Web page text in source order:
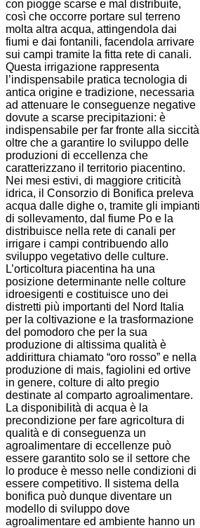
con piogge scarse e mal distribuite,
così che occorre portare sul terreno
molta altra acqua, attingendola dai
fiumi e dai fontanili, facendola arrivare
sui campi tramite la fitta rete di canali.
Questa irrigazione rappresenta
l’indispensabile pratica tecnologia di
antica origine e tradizione, necessaria
ad attenuare le conseguenze negative
dovute a scarse precipitazioni: è
indispensabile per far fronte alla siccità
oltre che a garantire lo sviluppo delle
produzioni di eccellenza che
caratterizzano il territorio piacentino.
Nei mesi estivi, di maggiore criticità
idrica, il Consorzio di Bonifica preleva
acqua dalle dighe o, tramite gli impianti
di sollevamento, dal fiume Po e la
distribuisce nella rete di canali per
irrigare i campi contribuendo allo
sviluppo vegetativo delle culture.
L’orticoltura piacentina ha una
posizione determinante nelle colture
idroesigenti e costituisce uno dei
distretti più importanti del Nord Italia
per la coltivazione e la trasformazione
del pomodoro che per la sua
produzione di altissima qualità è
addirittura chiamato “oro rosso” e nella
produzione di mais, fagiolini ed ortive
in genere, colture di alto pregio
destinate al comparto agroalimentare.
La disponibilità di acqua è la
precondizione per fare agricoltura di
qualità e di conseguenza un
agroalimentare di eccellenze può
essere garantito solo se il settore che
lo produce è messo nelle condizioni di
essere competitivo. Il sistema della
bonifica può dunque diventare un
modello di sviluppo dove
agroalimentare ed ambiente hanno un